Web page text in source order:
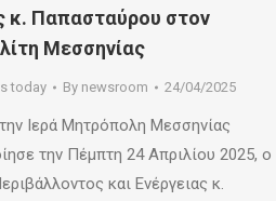
κ. Παπασταύρου στον
Μεσσηνίας
today By newsroom 24/04/2025
Ιερά Μητρόπολη Μεσσηνίας
την Πέμπτη 24 Απριλίου 2025, ο
και Ενέργειας κ.